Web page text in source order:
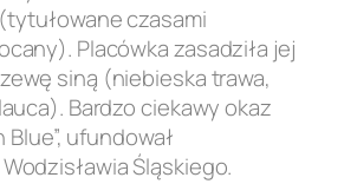
czasami
Placówka zasadziła jej
siną (niebieska trawa,
Bardzo ciekawy okaz
ufundował
Śląskiego.